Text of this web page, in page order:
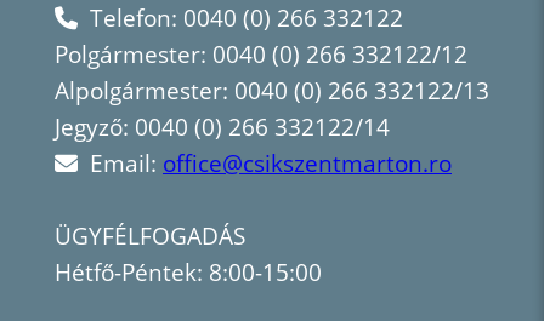
Telefon: 0040 (0) 266 332122
Polgármester: 0040 (0) 266 332122/12
Alpolgármester: 0040 (0) 266 332122/13
Jegyző: 0040 (0) 266 332122/14
Email: office@csikszentmarton.ro
ÜGYFÉLFOGADÁS
Hétfő-Péntek: 8:00-15:00